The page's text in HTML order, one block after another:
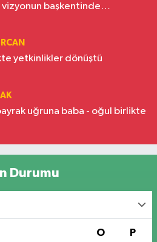
vizyonun başkentinde
yetkinlikler dönüştü
uğruna baba - oğul birlikte
Durumu
O P